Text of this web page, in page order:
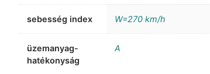
sebesség index W=270 km/h
üzemanyag-
hatékonyság
A